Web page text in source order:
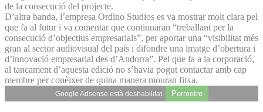
de la consecució del projecte.
D’altra banda, l’empresa Ordino Studios es va mostrar molt clara pel
que fa al futur i va comentar que continuaran “treballant per la
consecució d’objectius empresarials”, per aportar una “visibilitat més
gran al sector audiovisual del país i difondre una imatge d’obertura i
d’innovació empresarial des d’Andorra”. Pel que fa a la corporació,
al tancament d’aquesta edició no s’havia pogut contactar amb cap
membre per conèixer de quina manera mouran fitxa.
Google Adsense està deshabilitat. Permetre